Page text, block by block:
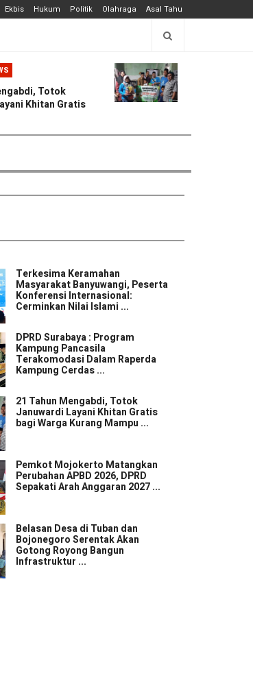
Ekbis Hukum Politik Olahraga Asal Tahu
Totok
Khitan Gratis
Terkesima Keramahan
Masyarakat Banyuwangi, Peserta
Konferensi Internasional:
Cerminkan Nilai Islami ...
DPRD Surabaya : Program
Kampung Pancasila
Terakomodasi Dalam Raperda
Kampung Cerdas ...
21 Tahun Mengabdi, Totok
Januwardi Layani Khitan Gratis
bagi Warga Kurang Mampu ...
Pemkot Mojokerto Matangkan
Perubahan APBD 2026, DPRD
Sepakati Arah Anggaran 2027 ...
Belasan Desa di Tuban dan
Bojonegoro Serentak Akan
Gotong Royong Bangun
Infrastruktur ...